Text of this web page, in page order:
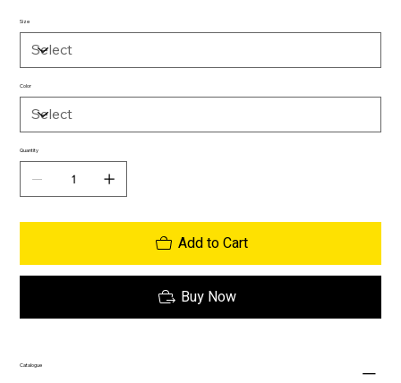
Size
Color
Quantity
Add to Cart
Buy Now
Catalogue